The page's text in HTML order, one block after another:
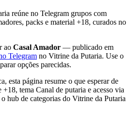
reúne no Telegram grupos com
packs e material +18, curados no
ao Casal Amador — publicado em
Telegram no Vitrine da Putaria. Use o
opções parecidas.
esta página resume o que esperar de
tema Canal de putaria e acesso via
hub de categorias do Vitrine da Putaria